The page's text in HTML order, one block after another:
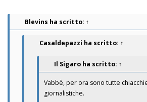
Blevins ha scritto: ↑
Casaldepazzi ha scritto: ↑
Il Sigaro ha scritto: ↑
Vabbè, per ora sono tutte
giornalistiche.